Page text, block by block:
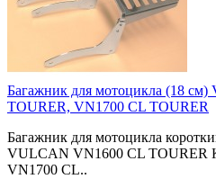
Багажник для мотоцикла (18
TOURER, VN1700 CL TOURER
Багажник для мотоцикла
VULCAN VN1600 CL
VN1700 CL..